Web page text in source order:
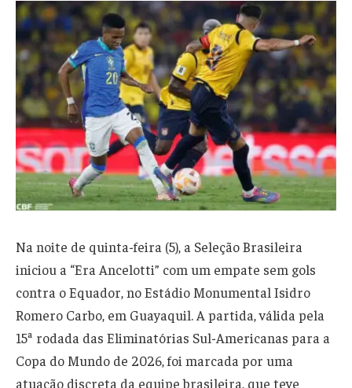
Na noite de quinta-feira (5), a Seleção Brasileira
iniciou a “Era Ancelotti” com um empate sem gols
contra o Equador, no Estádio Monumental Isidro
Romero Carbo, em Guayaquil. A partida, válida pela
15ª rodada das Eliminatórias Sul-Americanas para a
Copa do Mundo de 2026, foi marcada por uma
atuação discreta da equipe brasileira, que teve